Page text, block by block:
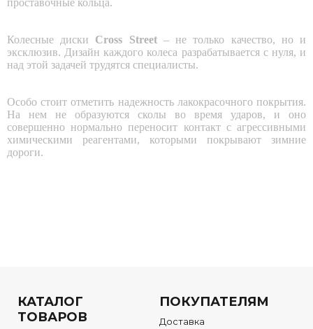
проставочные кольца.
Колесные диски Cross Street– не только качество, но и
эксклюзив. Дизайн каждого колеса разрабатывается с нуля, и
над этой задачей трудятся специалисты.
Особо стоит отметить надежность лакокрасочного покрытия.
На нем не образуются сколы во время ударов, и оно
совершенно нормально переносит контакт с агрессивными
химическими реагентами, которыми покрывают зимние
дороги.
КАТАЛОГ
ТОВАРОВ
ПОКУПАТЕЛЯМ
Доставка